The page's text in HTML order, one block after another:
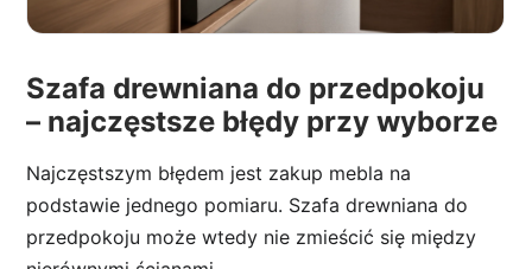
Szafa drewniana do przedpokoju
– najczęstsze błędy przy wyborze
Najczęstszym błędem jest zakup mebla na
podstawie jednego pomiaru. Szafa drewniana do
przedpokoju może wtedy nie zmieścić się między